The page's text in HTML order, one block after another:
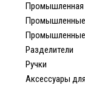
Промышленная
Промышленные
Промышленные
Разделители
Ручки
Аксессуары